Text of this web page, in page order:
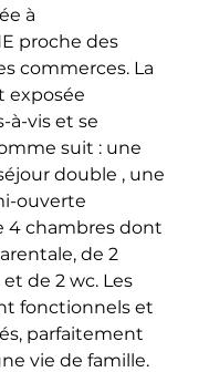
à
proche des
commerces. La
exposée
à-vis et se
suit : une
double , une
ouverte
4 chambres dont
de 2
et de 2 wc. Les
fonctionnels et
parfaitement
vie de famille.